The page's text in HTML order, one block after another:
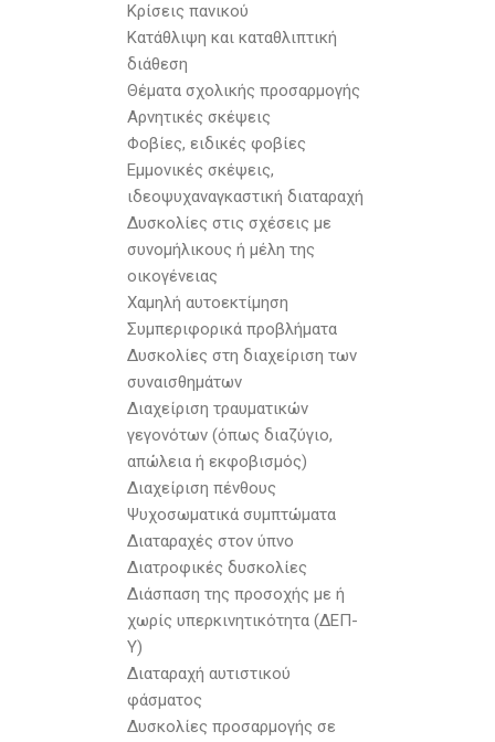
Κρίσεις πανικού
Κατάθλιψη και καταθλιπτική
διάθεση
Θέματα σχολικής προσαρμογής
Αρνητικές σκέψεις
Φοβίες, ειδικές φοβίες
Εμμονικές σκέψεις,
ιδεοψυχαναγκαστική διαταραχή
Δυσκολίες στις σχέσεις με
συνομήλικους ή μέλη της
οικογένειας
Χαμηλή αυτοεκτίμηση
Συμπεριφορικά προβλήματα
Δυσκολίες στη διαχείριση των
συναισθημάτων
Διαχείριση τραυματικών
γεγονότων (όπως διαζύγιο,
απώλεια ή εκφοβισμός)
Διαχείριση πένθους
Ψυχοσωματικά συμπτώματα
Διαταραχές στον ύπνο
Διατροφικές δυσκολίες
Διάσπαση της προσοχής με ή
χωρίς υπερκινητικότητα (ΔΕΠ-
Υ)
Διαταραχή αυτιστικού
φάσματος
Δυσκολίες προσαρμογής σε